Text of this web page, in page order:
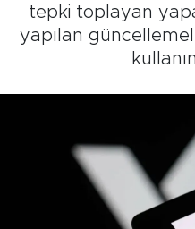
tepki toplayan
yapılan
Sağlık
Resmi İlanlar
Söyleşi
Son Dakika